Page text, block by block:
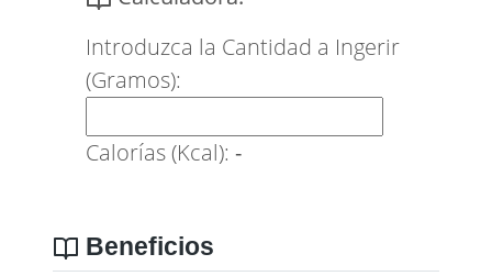
Introduzca la Cantidad a Ingerir
(Gramos):
Calorías (Kcal): -
Beneficios